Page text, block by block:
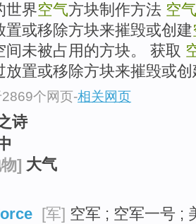
世界空气方块制作方法 空气
置或移除方块来摧毁或创建
间未被占用的方块。 获取
放置或移除方块来摧毁或创
个网页-相关网页
诗
] 大气
[军] 空军 ; 空军一号 ;